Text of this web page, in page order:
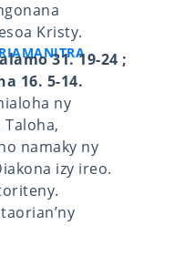
Kristy.
31. 19-24 ;
16. 5-14.
ny
namaky ny
izy ireo.